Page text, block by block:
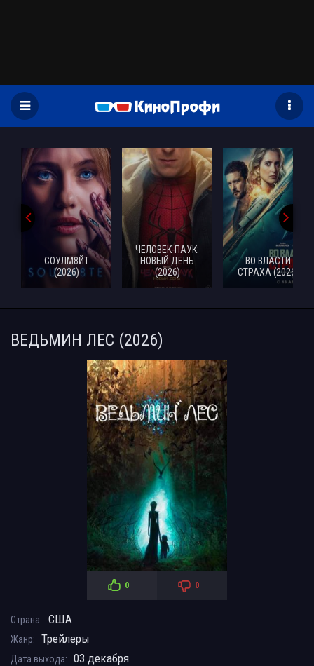
СОУЛМ8ЙТ
(2026)
ЧЕЛОВЕК-ПАУК:
НОВЫЙ ДЕНЬ
(2026)
ВО ВЛАСТИ
СТРАХА (2026)
ВЕДЬМИН ЛЕС (2026)
0 0
Страна: США
Жанр: Трейлеры
Дата выхода: 03 декабря